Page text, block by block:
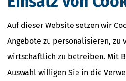
Auf dieser Website setzen wir
Angebote zu personalisieren, zu
wirtschaftlich zu betreiben. Mit
Auswahl willigen Sie in die
langfristig stabiler, gerechter und
mehr